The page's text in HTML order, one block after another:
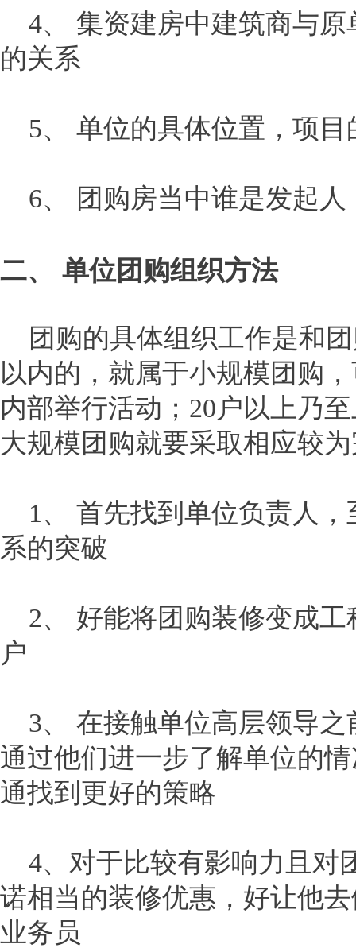
4、 集资建房中建筑商与原
的关系
5、 单位的具体位置，项目
6、 团购房当中谁是发起人
二、 单位团购组织方法
团购的具体组织工作是和
以内的，就属于小规模团购
内部举行活动；20户以上乃
大规模团购就要采取相应较
1、 首先找到单位负责人，
系的突破
2、 好能将团购装修变成工
户
3、 在接触单位高层领导之
通过他们进一步了解单位的
通找到更好的策略
4、对于比较有影响力且对
诺相当的装修优惠，好让他
业务员